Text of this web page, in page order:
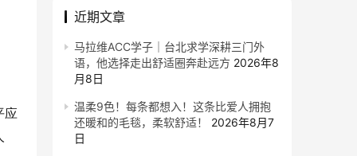
应
近期文章
马拉维ACC学子｜台北求学深耕三门外
语，他选择走出舒适圈奔赴远方 2026年8
月8日
温柔9色！每条都想入！这条比爱人拥抱
还暖和的毛毯，柔软舒适！
2026年8月7
日